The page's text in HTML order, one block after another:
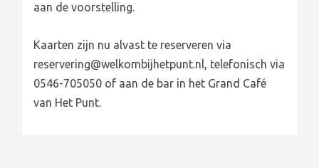
aan de voorstelling.
Kaarten zijn nu alvast te reserveren via
reservering@welkombijhetpunt.nl, telefonisch via
0546-705050 of aan de bar in het Grand Café
van Het Punt.